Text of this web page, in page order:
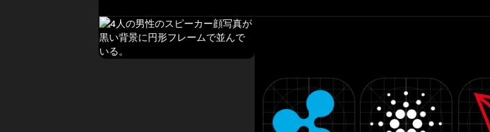
七国集团就业创新部长级会议、
2019年G20/V20虚拟资产服务提
供商峰会以及由内阁秘书处主办的
公私数据利用促进基本计划执行委
员会等，并雄心勃勃地致力于
塑造其未来。